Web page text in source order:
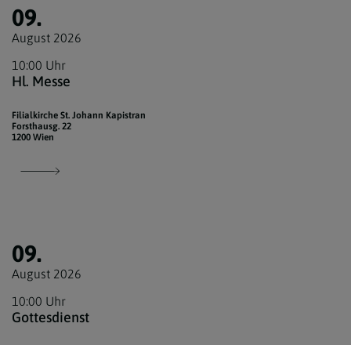
09.
August 2026
10:00 Uhr
Hl. Messe
Filialkirche St. Johann Kapistran
Forsthausg. 22
1200 Wien
09.
August 2026
10:00 Uhr
Gottesdienst